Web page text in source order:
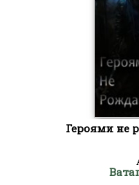
Героями не